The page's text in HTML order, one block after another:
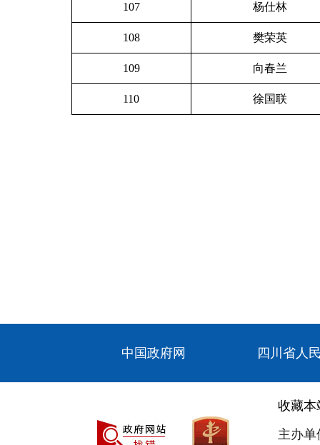
107 杨仕林
108 樊荣英
109 向春兰
110 徐国联
中国政府网 四川省人
收藏本
主办